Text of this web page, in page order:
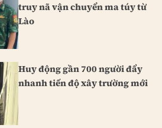
truy nã vận chuyển ma túy từ
Lào
Huy động gần 700 người đẩy
nhanh tiến độ xây trường mới